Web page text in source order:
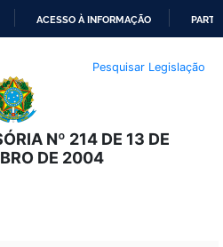
O
CONTEÚDO
ACESSO À INFORMAÇÃO
Pesquisar Legislação
Nº 214 DE 13 DE
DE 2004